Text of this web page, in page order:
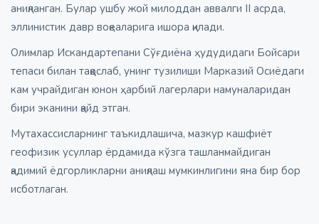
аниқланган. Булар ушбу жой милоддан аввалги II асрда,
эллинистик давр воқеаларига ишора қилади.
Олимлар Искандартепани Сўғдиёна ҳудудидаги Бойсари
тепаси билан таққослаб, унинг тузилиши Марказий Осиёдаги
кам учрайдиган юнон ҳарбий лагерлари намуналаридан
бири эканини қайд этган.
Мутахассисларнинг таъкидлашича, мазкур кашфиёт
геофизик усуллар ёрдамида кўзга ташланмайдиган
қадимий ёдгорликларни аниқлаш мумкинлигини яна бир бор
исботлаган.